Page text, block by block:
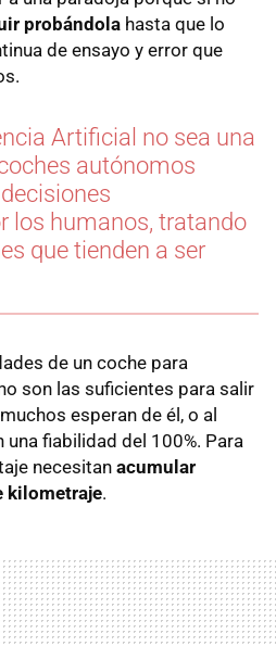
probándola hasta que lo
de ensayo y error que
Artificial no sea una
autónomos
los humanos, tratando
que tienden a ser
de un coche para
son las suficientes para salir
esperan de él, o al
fiabilidad del 100%. Para
necesitan acumular
kilometraje.